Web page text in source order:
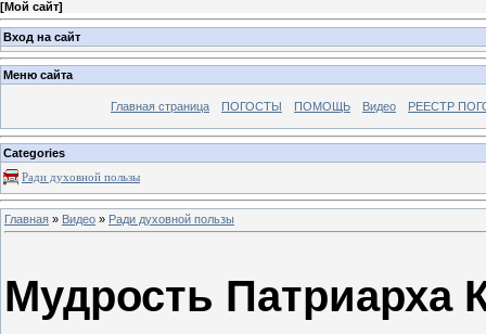
[Мой сайт]
Вход на сайт
Меню сайта
Главная страница ПОГОСТЫ ПОМОЩЬ Видео РЕЕСТР
Categories
Ради духовной пользы
Главная » Видео » Ради духовной пользы
Мудрость Патриарха